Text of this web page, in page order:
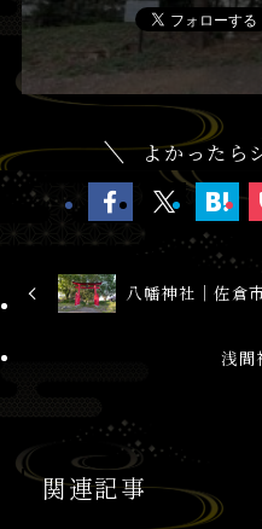
よかったら
八幡神社│佐倉
浅
関連記事